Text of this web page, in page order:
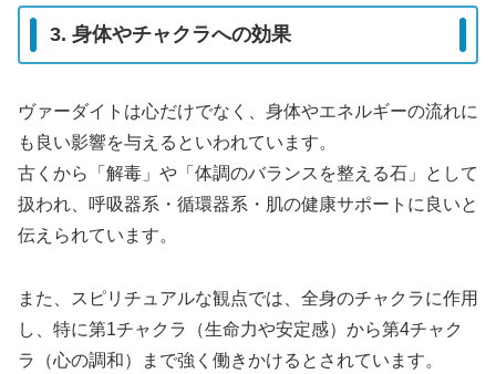
3. 身体やチャクラへの効果
ヴァーダイトは心だけでなく、身体やエネルギーの流れに
も良い影響を与えるといわれています。
古くから「解毒」や「体調のバランスを整える石」として
扱われ、呼吸器系・循環器系・肌の健康サポートに良いと
伝えられています。
また、スピリチュアルな観点では、全身のチャクラに作用
し、特に第1チャクラ（生命力や安定感）から第4チャク
ラ（心の調和）まで強く働きかけるとされています。